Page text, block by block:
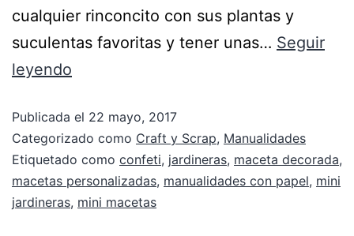
cualquier rinconcito con sus plantas y
suculentas favoritas y tener unas… Seguir
leyendo
Publicada el 22 mayo, 2017
Categorizado como Craft y Scrap, Manualidades
Etiquetado como confeti, jardineras, maceta decorada,
macetas personalizadas, manualidades con papel, mini
jardineras, mini macetas